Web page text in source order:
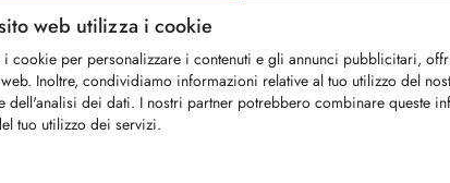
web utilizza i cookie
i cookie per personalizzare i contenuti e gli annunci pubblicitari,
Inoltre, condividiamo informazioni relative al tuo utilizzo del
dell'analisi dei dati. I nostri partner potrebbero combinare queste
tuo utilizzo dei servizi.